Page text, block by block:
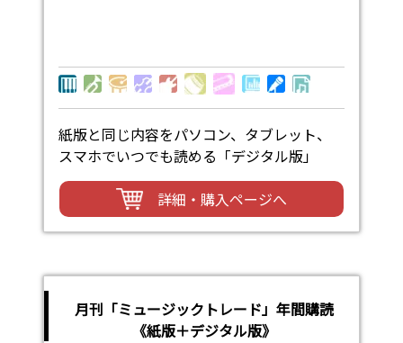
紙版と同じ内容をパソコン、タブレット、
スマホでいつでも読める「デジタル版」
詳細・購入ページへ
月刊「ミュージックトレード」年間購読
《紙版＋デジタル版》